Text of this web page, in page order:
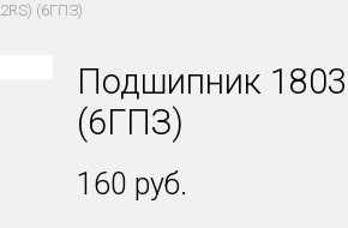
(6ГПЗ)
Подшипник
(6ГПЗ)
160 руб.